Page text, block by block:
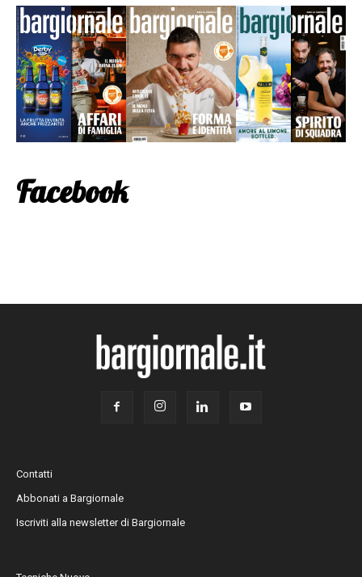
Facebook
Contatti
Abbonati a Bargiornale
Iscriviti alla newsletter di Bargiornale